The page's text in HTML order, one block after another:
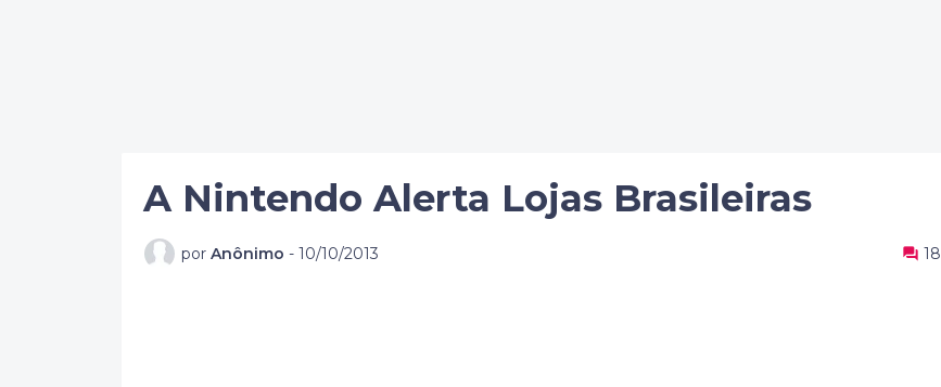
A Nintendo Alerta Lojas Brasileiras
por Anônimo - 10/10/2013 18